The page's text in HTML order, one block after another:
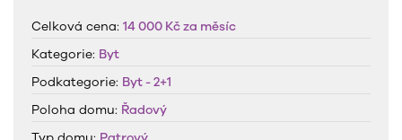
Celková cena: 14 000 Kčza měsíc
Kategorie: Byt
Podkategorie: Byt - 2+1
Poloha domu: Řadový